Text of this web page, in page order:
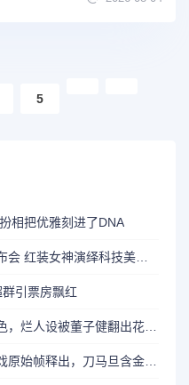
5
相把优雅刻进了DNA
张柏芝惊艳亮相豪雅新品发布会 红装女神演绎科技美学新高度
引票房飘红
活久见！今年第一个爆款角色，烂人设被董子健翻出花来了
刘诗诗《淮水竹亭》高燃打戏原始帧释出，刀马旦含金量还在上升